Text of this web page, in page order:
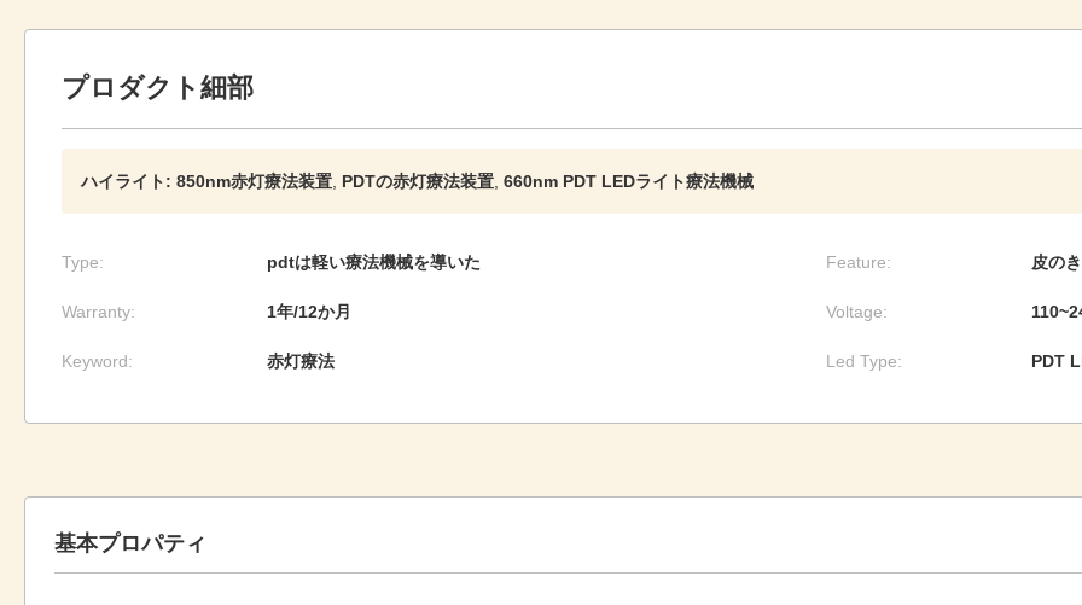
プロダクト細部
ハイライト: 850nm赤灯療法装置 PDTの赤灯療法装置 660nm PDT LEDライト療法機械
Type: pdtは軽い療法機械を導いた Feature: 皮の
Warranty: 1年/12か月 Voltage:
Keyword: 赤灯療法 Led Type: PDT
基本プロパティ